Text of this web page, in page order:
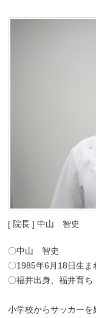
[ 院長 ] 中山 智史
〇中山 智史
〇1985年6月18日生ま
〇福井出身、福井育ち
小学校からサッカー